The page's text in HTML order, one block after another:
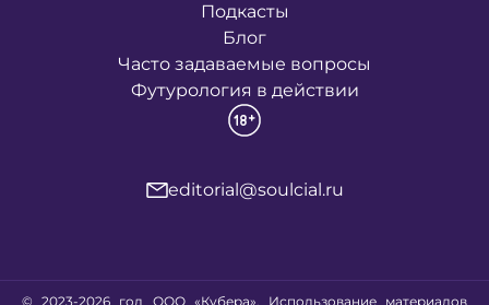
Подкасты
Блог
Часто задаваемые вопросы
Футурология в действии
editorial@soulcial.ru
© 2023-2026 год ООО «Кубера». Использование материалов